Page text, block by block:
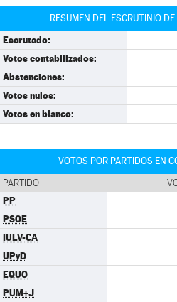
RESUMEN DEL ESCRUTINIO
Escrutado:
Votos contabilizados:
Abstenciones:
Votos nulos:
Votos en blanco:
VOTOS POR PARTIDOS EN
PARTIDO
PP
PSOE
IULV-CA
UPyD
EQUO
PUM+J